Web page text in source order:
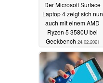
Der Microsoft Surface
Laptop 4 zeigt sich nun
auch mit einem AMD
Ryzen 5 3580U bei
Geekbench 24.02.2021